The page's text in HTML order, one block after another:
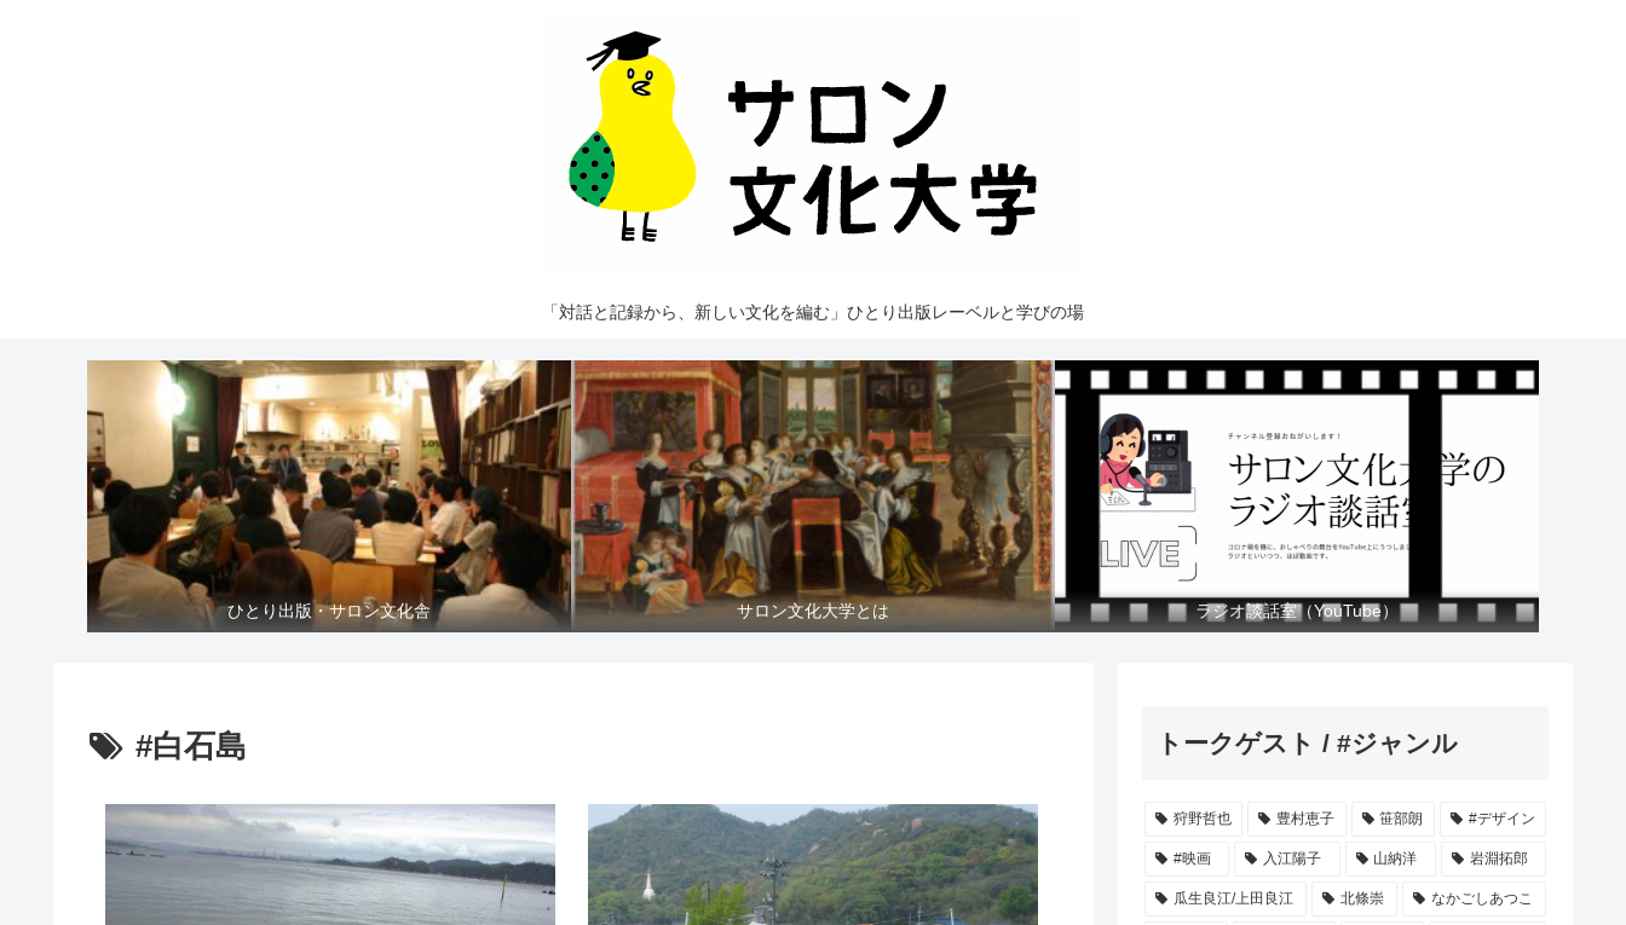
「対話と記録から、新しい文化を編む」ひとり出版レーベルと学びの場
ひとり出版・サロン文化舎 サロン文化大学とは ラジオ談話室（YouTube）
#白石島 トークゲスト / #ジャンル
狩野哲也 豊村恵子 笹部朗 #デザイン
#映画 入江陽子 山納洋 岩淵拓郎
瓜生良江/上田良江 北條崇 なかごしあつこ